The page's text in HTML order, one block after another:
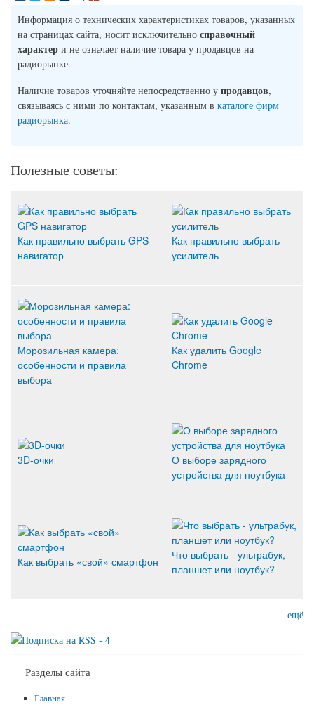
Информация о технических характеристиках товаров, указанных
на страницах сайта, носит исключительно справочный
характер и не означает наличие товара у продавцов на
радиорынке.
Наличие товаров уточняйте непосредственно у продавцов,
связываясь с ними по контактам, указанным в каталоге фирм
радиорынка.
Полезные советы:
Как правильно выбрать GPS
навигатор
Как правильно выбрать
усилитель
Морозильная камера:
особенности и правила
выбора
Как удалить Google
Chrome
3D-очки
О выборе зарядного
устройства для ноутбука
Как выбрать «свой» смартфон
Что выбрать - ультрабук,
планшет или ноутбук?
ещё
Разделы сайта
Главная